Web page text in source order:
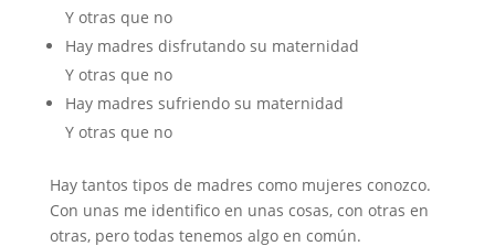
Y otras que no
Hay madres disfrutando su maternidad
Y otras que no
Hay madres sufriendo su maternidad
Y otras que no
Hay tantos tipos de madres como mujeres conozco.
Con unas me identifico en unas cosas, con otras en
otras, pero todas tenemos algo en común.